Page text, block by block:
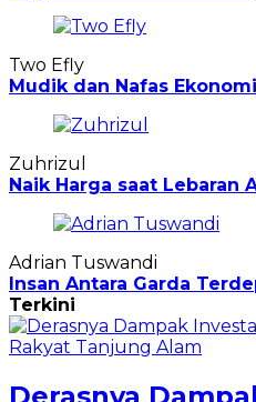
Two Efly
Mudik dan Nafas
Zuhrizul
Naik Harga saat Lebaran
Adrian Tuswandi
Insan Antara Garda
Terkini